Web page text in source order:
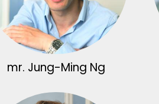
mr. Jung-Ming Ng